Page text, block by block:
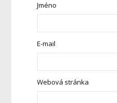
Jméno
E-mail
Webová stránka